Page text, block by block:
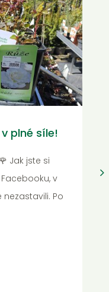
Letničky
A je to
U nás v
jako v